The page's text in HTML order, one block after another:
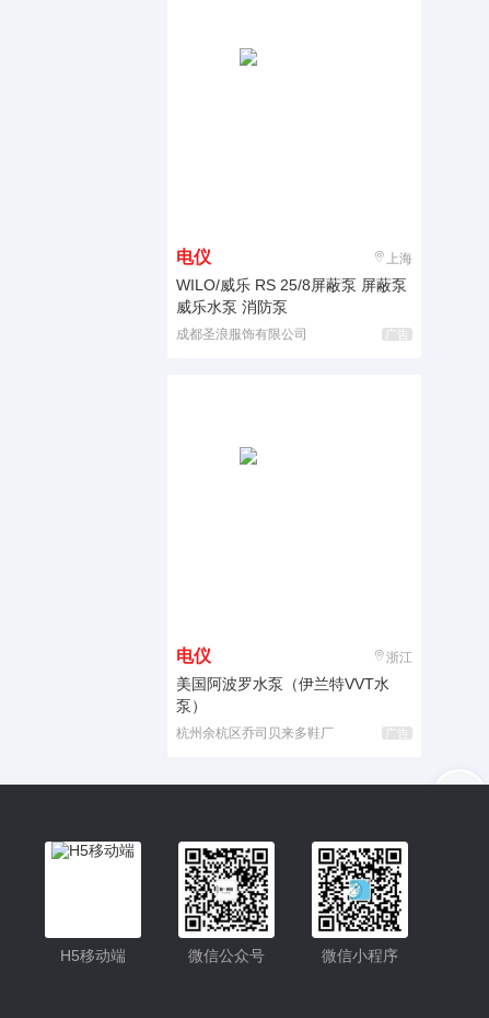
电仪 上海
WILO/威乐 RS 25/8屏蔽泵 屏蔽泵
威乐水泵 消防泵
成都圣浪服饰有限公司 广告
电仪 浙江
美国阿波罗水泵（伊兰特VVT水
泵）
杭州余杭区乔司贝来多鞋厂 广告
微信小程序
微信公众号
H5移动端
小程序更便捷的查找产品